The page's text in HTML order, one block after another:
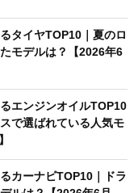
タイヤTOP10｜夏のロ
モデルは？【2026年6
エンジンオイルTOP10
で選ばれている人気モ
カーナビTOP10｜ドラ